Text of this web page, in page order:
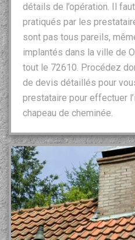
détails de l’opération. Il
pratiqués par les
sont pas tous pareils,
implantés dans la ville de
tout le 72610. Procédez
de devis détaillés pour
prestataire pour effectuer
chapeau de cheminée.